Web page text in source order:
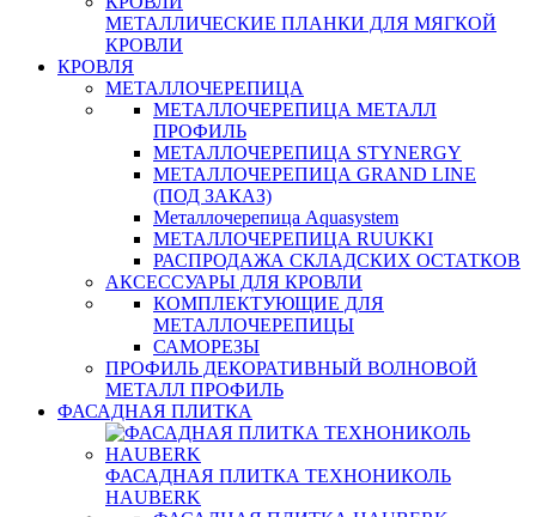
МЕТАЛЛИЧЕСКИЕ ПЛАНКИ ДЛЯ МЯГКОЙ
КРОВЛИ
КРОВЛЯ
МЕТАЛЛОЧЕРЕПИЦА
МЕТАЛЛОЧЕРЕПИЦА МЕТАЛЛ
ПРОФИЛЬ
МЕТАЛЛОЧЕРЕПИЦА STYNERGY
МЕТАЛЛОЧЕРЕПИЦА GRAND LINE
(ПОД ЗАКАЗ)
Металлочерепица Aquasystem
МЕТАЛЛОЧЕРЕПИЦА RUUKKI
РАСПРОДАЖА СКЛАДСКИХ ОСТАТКОВ
АКСЕССУАРЫ ДЛЯ КРОВЛИ
КОМПЛЕКТУЮЩИЕ ДЛЯ
МЕТАЛЛОЧЕРЕПИЦЫ
САМОРЕЗЫ
ПРОФИЛЬ ДЕКОРАТИВНЫЙ ВОЛНОВОЙ
МЕТАЛЛ ПРОФИЛЬ
ФАСАДНАЯ ПЛИТКА
ФАСАДНАЯ ПЛИТКА ТЕХНОНИКОЛЬ
HAUBERK